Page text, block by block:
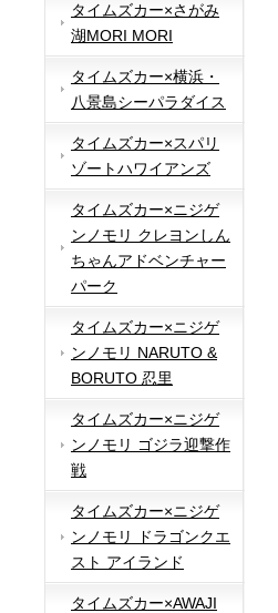
タイムズカー×さがみ
湖MORI MORI
タイムズカー×横浜・
八景島シーパラダイス
タイムズカー×スパリ
ゾートハワイアンズ
タイムズカー×ニジゲ
ンノモリ クレヨンしん
ちゃんアドベンチャー
パーク
タイムズカー×ニジゲ
ンノモリ NARUTO &
BORUTO 忍里
タイムズカー×ニジゲ
ンノモリ ゴジラ迎撃作
戦
タイムズカー×ニジゲ
ンノモリ ドラゴンクエ
スト アイランド
タイムズカー×AWAJI